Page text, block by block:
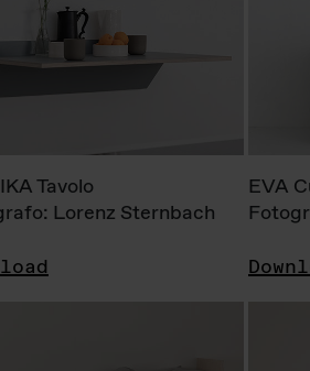
Tavolo
Lorenz Sternbach
EVA